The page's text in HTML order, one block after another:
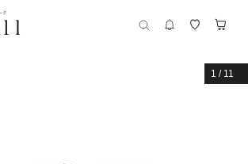
1 / 11